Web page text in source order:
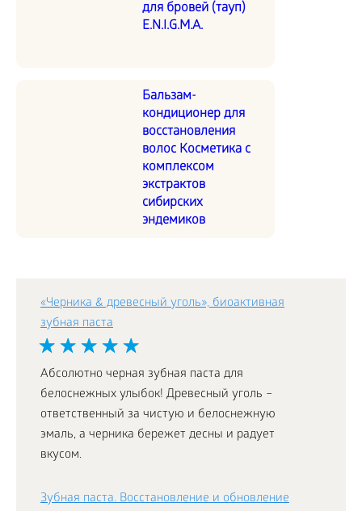
для бровей (тауп)
E.N.I.G.M.A.
Бальзам-
кондиционер для
восстановления
волос Косметика с
комплексом
экстрактов
сибирских
эндемиков
«Черника & древесный уголь», биоактивная
зубная паста
Абсолютно черная зубная паста для
белоснежных улыбок! Древесный уголь –
ответственный за чистую и белоснежную
эмаль, а черника бережет десны и радует
вкусом.
Зубная паста. Восстановление и обновление